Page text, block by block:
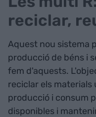
reciclar,
Aquest nou sistema
producció de béns i
fem d'aquests.
reciclar els materials
producció i consum
disponibles i